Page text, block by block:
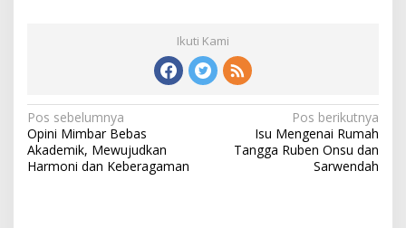
Ikuti Kami
N
a
v
Pos sebelumnya
Opini Mimbar Bebas
Akademik, Mewujudkan
Harmoni dan Keberagaman
Pos berikutnya
Isu Mengenai Rumah
Tangga Ruben Onsu dan
Sarwendah